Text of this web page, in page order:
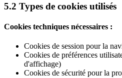
5.2 Types de cookies utilisés
Cookies techniques nécessaires :
Cookies de session pour la
Cookies de préférences
d'affichage)
Cookies de sécurité pour la